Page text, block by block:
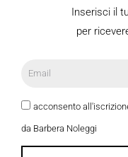
Inserisci il
per
acconsento
da Barbera Noleggi